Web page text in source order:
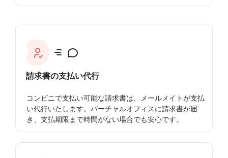
請求書の支払い代行
コンビニで支払い可能な請求書は、メールメイトが支払
い代行いたします。バーチャルオフィスに請求書が届
き、支払期限まで時間がない場合でも安心です。